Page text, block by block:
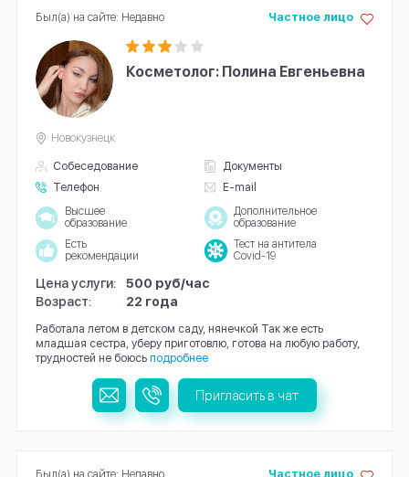
Косметолог: Полина Евгеньевна
Собеседование
Документы
Телефон
E-mail
Частное лицо
Новокузнецк
Высшее
образование
Дополнительное
образование
Есть
рекомендации
Тест на антитела
Covid-19
Цена услуги:
500 руб/час
Возраст:
22 года
Работала летом в детском саду, нянечкой Так же есть
младшая сестра, уберу приготовлю, готова на любую работу,
трудностей не боюсь подробнее
Был(а) на сайте: Недавно
Пригласить в чат
Частное лицо
Был(а) на сайте: Недавно